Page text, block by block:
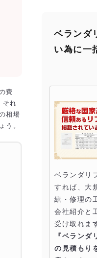
費
それ
相場
う。
ベランダ
い為に一
ベランダリ
すれば、大
繕・修理の
会社紹介と
受け取れま
『ベランダ
の見積もり